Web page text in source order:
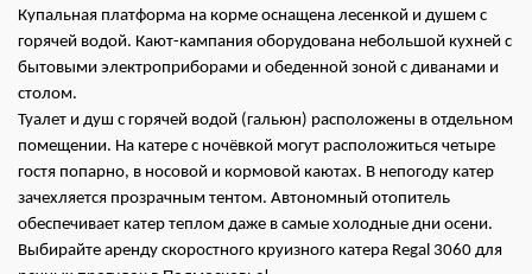
Купальная платформа на корме оснащена лесенкой и душем с
горячей водой. Кают-кампания оборудована небольшой кухней с
бытовыми электроприборами и обеденной зоной с диванами и
столом.
Туалет и душ с горячей водой (гальюн) расположены в отдельном
помещении. На катере с ночёвкой могут расположиться четыре
гостя попарно, в носовой и кормовой каютах. В непогоду катер
зачехляется прозрачным тентом. Автономный отопитель
обеспечивает катер теплом даже в самые холодные дни осени.
Выбирайте аренду скоростного круизного катера Regal 3060 для